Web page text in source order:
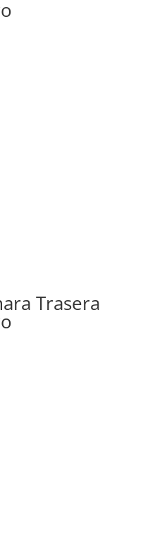
Trasera